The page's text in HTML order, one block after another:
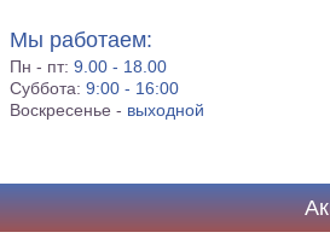
Мы работаем:
Пн - пт:9.00 - 18.00
Суббота:9:00 - 16:00
Воскресенье - выходной